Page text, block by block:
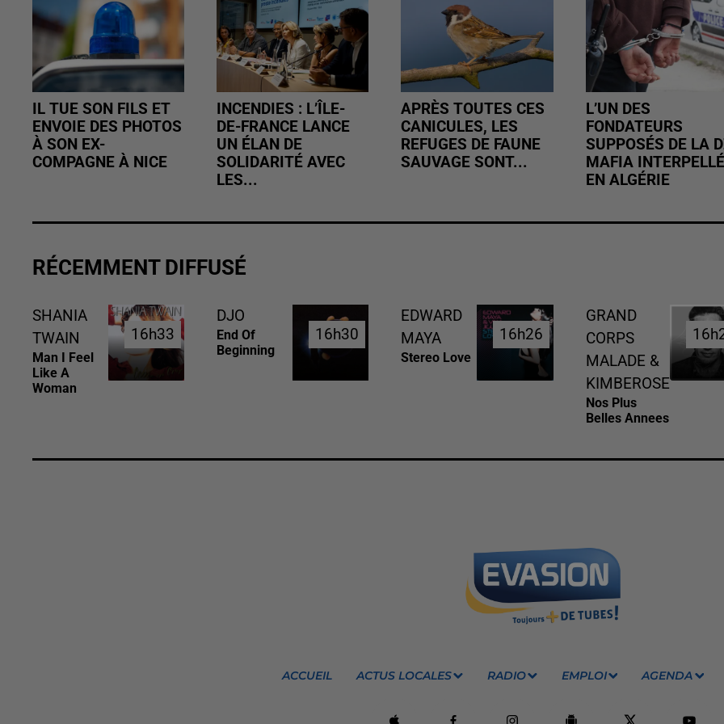
IL TUE SON FILS ET
ENVOIE DES PHOTOS
À SON EX-
COMPAGNE À NICE
INCENDIES : L’ÎLE-
DE-FRANCE LANCE
UN ÉLAN DE
SOLIDARITÉ AVEC
LES...
APRÈS TOUTES CES
CANICULES, LES
REFUGES DE FAUNE
SAUVAGE SONT...
L’UN DES
FONDATEURS
SUPPOSÉS DE LA
MAFIA INTERPELLÉ
EN ALGÉRIE
RÉCEMMENT DIFFUSÉ
SHANIA
TWAIN
Man I Feel
Like A
Woman
16h33
16h33
DJO
End Of
Beginning
16h30
16h30
EDWARD
MAYA
Stereo Love
16h26
16h26
GRAND
CORPS
MALADE &
KIMBEROSE
Nos Plus
Belles Annees
ACCUEIL ACTUS LOCALES RADIO EMPLOI AGENDA